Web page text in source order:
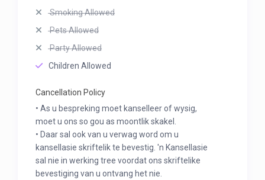
Smoking Allowed
Pets Allowed
Party Allowed
Children Allowed
Cancellation Policy
• As u bespreking moet kanselleer of wysig,
moet u ons so gou as moontlik skakel.
• Daar sal ook van u verwag word om u
kansellasie skriftelik te bevestig. 'n Kansellasie
sal nie in werking tree voordat ons skriftelike
bevestiging van u ontvang het nie.